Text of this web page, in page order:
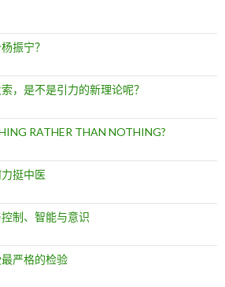
振宁？
，是不是引力的新理论呢？
RATHER THAN NOTHING?
挺中医
制、智能与意识
严格的检验